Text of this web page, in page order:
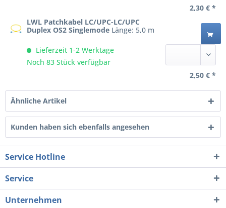
2,30 € *
LWL Patchkabel LC/UPC-LC/UPC
Duplex OS2 SinglemodeLänge: 5,0 m
Lieferzeit 1-2 Werktage
Noch 83 Stück verfügbar
2,50 € *
Ähnliche Artikel
Kunden haben sich ebenfalls angesehen
Service Hotline
Service
Unternehmen